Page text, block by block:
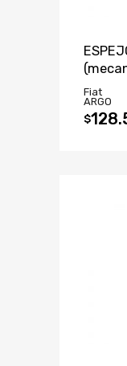
Fiat
ARGO
$